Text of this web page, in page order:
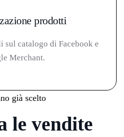
prodotti
catalogo di Facebook e
Merchant.
già scelto
le vendite